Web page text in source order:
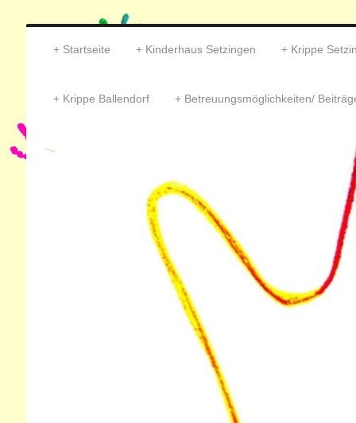
Startseite Kinderhaus Setzingen Krippe
Krippe Ballendorf Betreuungsmöglichkeiten/